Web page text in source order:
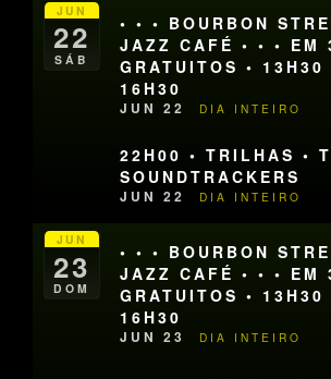
JUN
22
SÁB
• • • BOURBON
JAZZ CAFÉ • • • EM
GRATUITOS • 13H30
16H30
JUN 22 DIA INTEIRO
22H00 • TRILHAS •
SOUNDTRACKERS
JUN 22 DIA INTEIRO
JUN
23
DOM
• • • BOURBON
JAZZ CAFÉ • • • EM
GRATUITOS • 13H30
16H30
JUN 23 DIA INTEIRO